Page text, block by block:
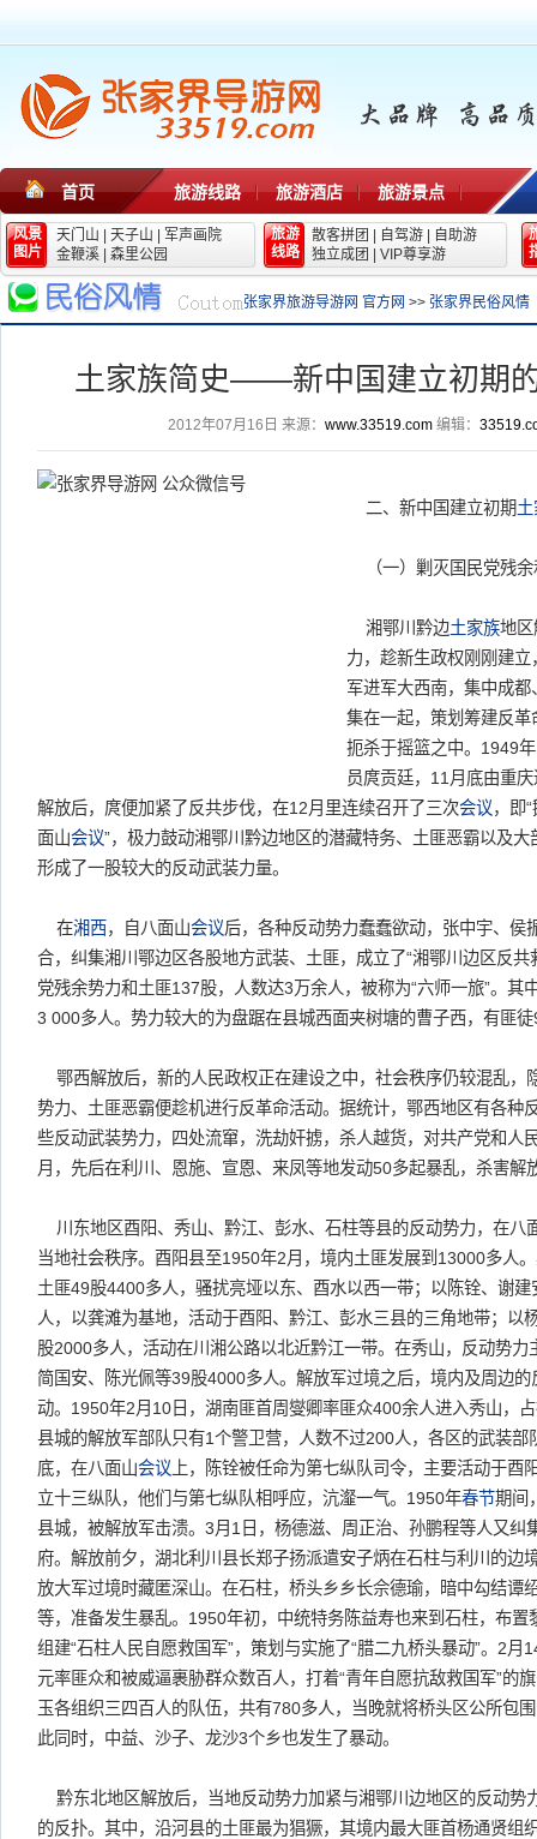
首页 旅游线路 旅游酒店 旅游景点
风景
图片
天门山 天子山
军声画院
金鞭溪
森里公园
旅游
线路
散客拼团 自驾游
自助游
独立成团
VIP尊享游
张家界旅游导游网 官方网 >> 张家界民俗风情
土家族简史——新中国建立初期
2012年07月16日 来源： www.33519.com编辑：
二、新中国建立初期
（一）剿灭国民党残余
湘鄂川黔边土家族地区
力，趁新生政权刚刚建
军进军大西南，集中成
集在一起，策划筹建反
扼杀于摇篮之中。1949
员庹贡廷，11月底由重
解放后，庹便加紧了反共步伐，在12月里连续召开了三次会议，即
面山会议”，极力鼓动湘鄂川黔边地区的潜藏特务、土匪恶霸以及
形成了一股较大的反动武装力量。
在湘西，自八面山会议后，各种反动势力蠢蠢欲动，张中宇、侯
合，纠集湘川鄂边区各股地方武装、土匪，成立了“湘鄂川边区反共
党残余势力和土匪137股，人数达3万余人，被称为“六师一旅”。其
3 000多人。势力较大的为盘踞在县城西面夹树塘的曹子西，有匪
鄂西解放后，新的人民政权正在建设之中，社会秩序仍较混乱，
势力、土匪恶霸便趁机进行反革命活动。据统计，鄂西地区有各种
些反动武装势力，四处流窜，洗劫奸掳，杀人越货，对共产党和人
月，先后在利川、恩施、宣恩、来凤等地发动50多起暴乱，杀害解
川东地区酉阳、秀山、黔江、彭水、石柱等县的反动势力，在八
当地社会秩序。酉阳县至1950年2月，境内土匪发展到13000多人
土匪49股4400多人，骚扰亮垭以东、酉水以西一带；以陈铨、谢
人，以龚滩为基地，活动于酉阳、黔江、彭水三县的三角地带；以
股2000多人，活动在川湘公路以北近黔江一带。在秀山，反动势
简国安、陈光佩等39股4000多人。解放军过境之后，境内及周边
动。1950年2月10日，湖南匪首周燮卿率匪众400余人进入秀山，
县城的解放军部队只有1个警卫营，人数不过200人，各区的武装
底，在八面山会议 上，陈铨被任命为第七纵队司令，主要活动于酉
立十三纵队，他们与第七纵队相呼应，沆瀣一气。1950年春节期间
县城，被解放军击溃。3月1日，杨德滋、周正治、孙鹏程等人又纠
府。解放前夕，湖北利川县长郑子扬派遣安子炳在石柱与利川的边
放大军过境时藏匿深山。在石柱，桥头乡乡长佘德瑜，暗中勾结谭
等，准备发生暴乱。1950年初，中统特务陈益寿也来到石柱，布置
组建“石柱人民自愿救国军”，策划与实施了“腊二九桥头暴动”。2月
元率匪众和被威逼裹胁群众数百人，打着“青年自愿抗敌救国军”的
玉各组织三四百人的队伍，共有780多人，当晚就将桥头区公所包
此同时，中益、沙子、龙沙3个乡也发生了暴动。
黔东北地区解放后，当地反动势力加紧与湘鄂川边地区的反动势
的反扑。其中，沿河县的土匪最为猖獗，其境内最大匪首杨通贤组